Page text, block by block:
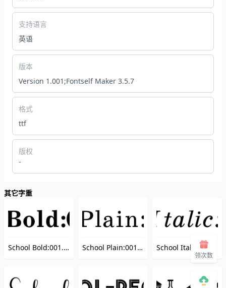
支持语言
英语
版本
Version 1.001;Fontself Maker 3.5.7
格式
ttf
版权
-
其它字重
School Bold:001.001 （SchoolBold） School Plain:001.001 （SchoolPlain）
领次数